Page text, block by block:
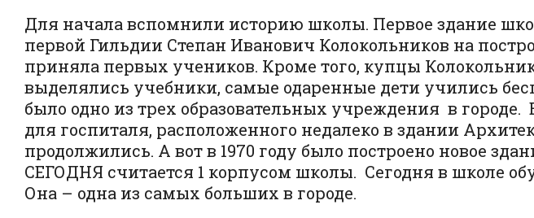
Для начала вспомнили историю школы. Первое здание
первой Гильдии Степан Иванович Колокольников на
приняла первых учеников. Кроме того, купцы
выделялись учебники, самые одаренные дети учились
было одно из трех образовательных учреждения в
для госпиталя, расположенного недалеко в здании
продолжились. А вот в 1970 году было построено новое
СЕГОДНЯ считается 1 корпусом школы. Сегодня в школе
Она – одна из самых больших в городе.